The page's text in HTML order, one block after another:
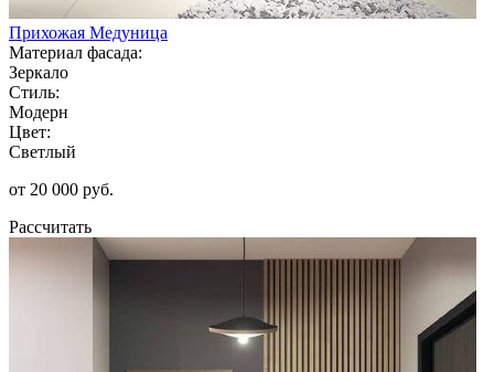
Прихожая Медуница
Материал фасада:
Зеркало
Стиль:
Модерн
Цвет:
Светлый
от 20 000 руб.
Рассчитать